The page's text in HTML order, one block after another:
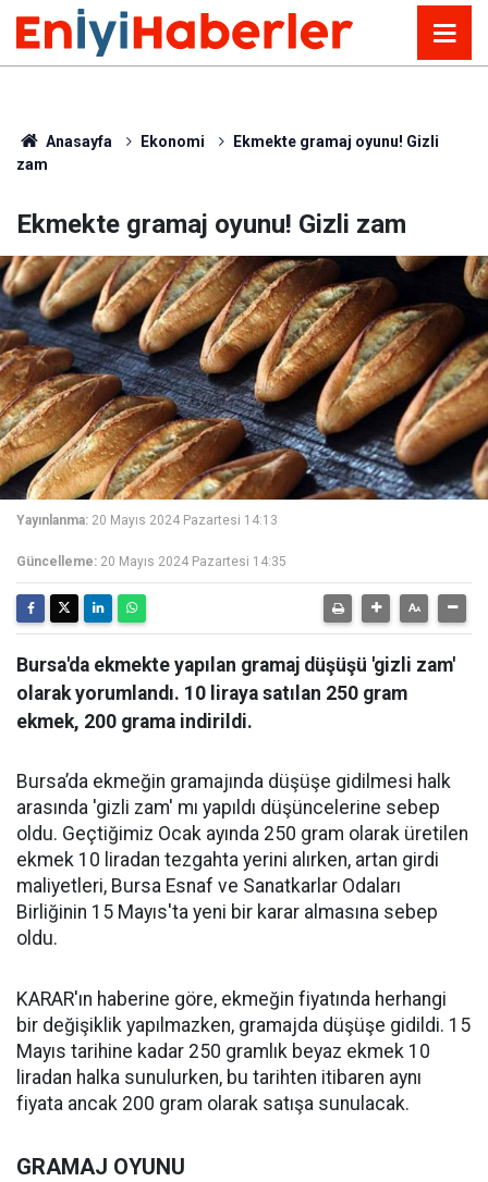
Anasayfa Ekonomi
Ekmekte gramaj oyunu! Gizli
zam
Ekmekte gramaj oyunu! Gizli zam
Yayınlanma: 20 Mayıs 2024 Pazartesi 14:13
Güncelleme: 20 Mayıs 2024 Pazartesi 14:35
Bursa'da ekmekte yapılan gramaj düşüşü 'gizli zam'
olarak yorumlandı. 10 liraya satılan 250 gram
ekmek, 200 grama indirildi.
Bursa’da ekmeğin gramajında düşüşe gidilmesi halk
arasında 'gizli zam' mı yapıldı düşüncelerine sebep
oldu. Geçtiğimiz Ocak ayında 250 gram olarak üretilen
ekmek 10 liradan tezgahta yerini alırken, artan girdi
maliyetleri, Bursa Esnaf ve Sanatkarlar Odaları
Birliğinin 15 Mayıs'ta yeni bir karar almasına sebep
oldu.
KARAR'ın haberine göre, ekmeğin fiyatında herhangi
bir değişiklik yapılmazken, gramajda düşüşe gidildi. 15
Mayıs tarihine kadar 250 gramlık beyaz ekmek 10
liradan halka sunulurken, bu tarihten itibaren aynı
fiyata ancak 200 gram olarak satışa sunulacak.
GRAMAJ OYUNU